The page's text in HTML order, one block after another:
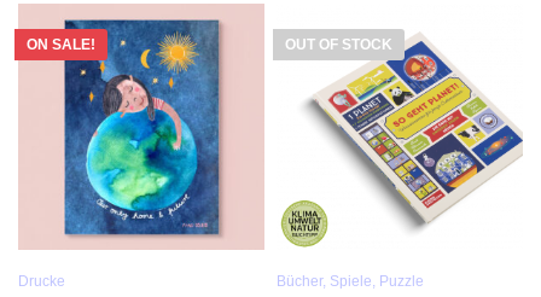
ON SALE!
Drucke
OUT OF STOCK
Bücher, Spiele, Puzzle